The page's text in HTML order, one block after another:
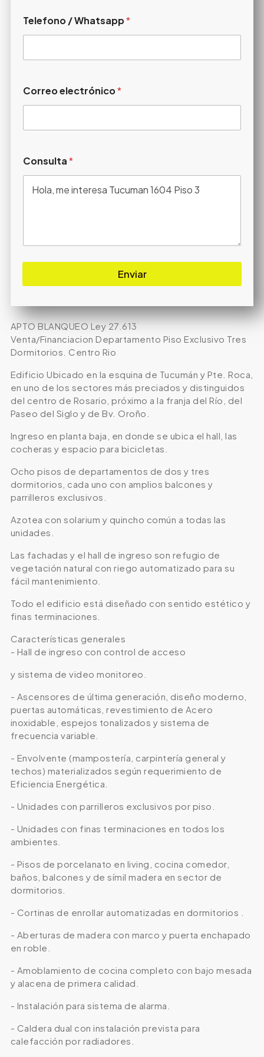
Telefono / Whatsapp*
Correo electrónico*
Consulta*
Enviar
APTO BLANQUEO Ley 27.613
Venta/Financiacion Departamento Piso Exclusivo Tres
Dormitorios. Centro Rio
Edificio Ubicado en la esquina de Tucumán y Pte. Roca,
en uno de los sectores más preciados y distinguidos
del centro de Rosario, próximo a la franja del Río, del
Paseo del Siglo y de Bv. Oroño.
Ingreso en planta baja, en donde se ubica el hall, las
cocheras y espacio para bicicletas.
Ocho pisos de departamentos de dos y tres
dormitorios, cada uno con amplios balcones y
parrilleros exclusivos.
Azotea con solarium y quincho común a todas las
unidades.
Las fachadas y el hall de ingreso son refugio de
vegetación natural con riego automatizado para su
fácil mantenimiento.
Todo el edificio está diseñado con sentido estético y
finas terminaciones.
Características generales
- Hall de ingreso con control de acceso
y sistema de video monitoreo.
- Ascensores de última generación, diseño moderno,
puertas automáticas, revestimiento de Acero
inoxidable, espejos tonalizados y sistema de
frecuencia variable.
- Envolvente (mampostería, carpintería general y
techos) materializados según requerimiento de
Eficiencia Energética.
- Unidades con parrilleros exclusivos por piso.
- Unidades con finas terminaciones en todos los
ambientes.
- Pisos de porcelanato en living, cocina comedor,
baños, balcones y de símil madera en sector de
dormitorios.
- Cortinas de enrollar automatizadas en dormitorios .
- Aberturas de madera con marco y puerta enchapado
en roble.
- Amoblamiento de cocina completo con bajo mesada
y alacena de primera calidad.
- Instalación para sistema de alarma.
- Caldera dual con instalación prevista para
calefacción por radiadores.